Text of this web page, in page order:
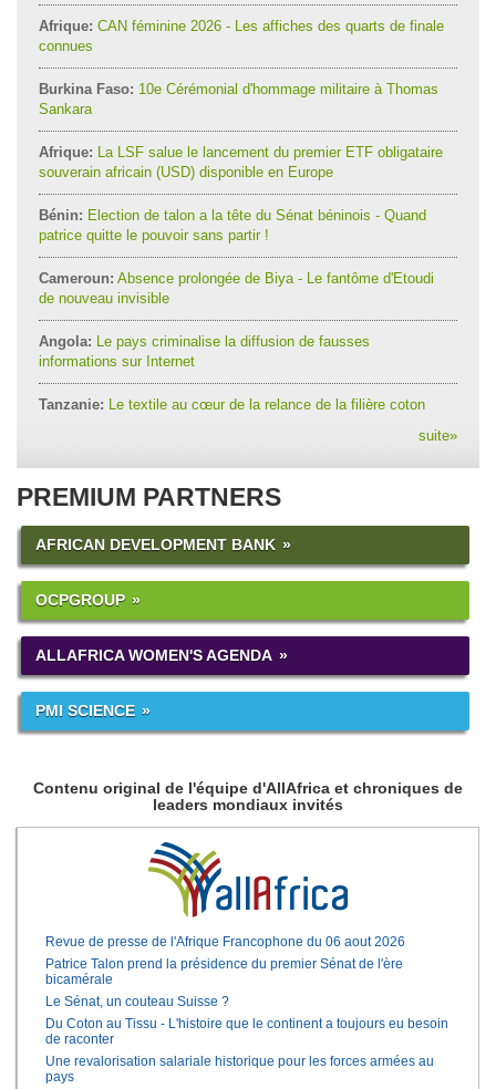
Afrique: CAN féminine 2026 - Les affiches des quarts de finale
connues
Burkina Faso: 10e Cérémonial d'hommage militaire à Thomas
Sankara
Afrique: La LSF salue le lancement du premier ETF obligataire
souverain africain (USD) disponible en Europe
Bénin: Election de talon a la tête du Sénat béninois - Quand
patrice quitte le pouvoir sans partir !
Cameroun: Absence prolongée de Biya - Le fantôme d'Etoudi
de nouveau invisible
Angola: Le pays criminalise la diffusion de fausses
informations sur Internet
Tanzanie: Le textile au cœur de la relance de la filière coton
suite»
PREMIUM PARTNERS
AFRICAN DEVELOPMENT BANK
OCPGROUP
ALLAFRICA WOMEN'S AGENDA
PMI SCIENCE
Contenu original de l'équipe d'AllAfrica et chroniques de
leaders mondiaux invités
Revue de presse de l'Afrique Francophone du 06 aout 2026
Patrice Talon prend la présidence du premier Sénat de l'ère
bicamérale
Le Sénat, un couteau Suisse ?
Du Coton au Tissu - L'histoire que le continent a toujours eu besoin
de raconter
Une revalorisation salariale historique pour les forces armées au
pays